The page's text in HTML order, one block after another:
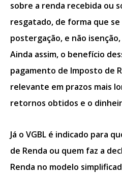
sobre a renda recebida ou
resgatado, de forma que
postergação, e não
Ainda assim, o benefício
pagamento de Imposto de
relevante em prazos mais
retornos obtidos e o
Já o VGBL é indicado para
de Renda ou quem faz a
Renda no modelo